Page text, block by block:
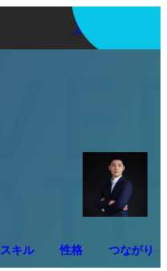
アプリを使う
スキル 性格 つながり